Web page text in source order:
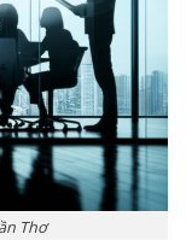
Thơ